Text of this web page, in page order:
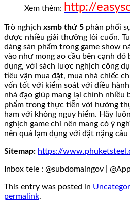
Xem thêm: http://
Trò nghịch xsmb thứ 5 phân phối
được nhiều giải thưởng lôi cuốn.
dáng sản phẩm trong game show
vào như mong ao cầu bên cạnh
dụng, với sách lược nghịch công
tiêu vận mua đặt, mua nhà chiếc
vốn tốt với kiểm soát với điều
nhà đạo giúp mang lại chính nhiều
phẩm trong thực tiễn với hưởng
ham với không nguy hiểm. Hãy
nghịch game chỉ nên mang có ý
nên quá lạm dụng với đặt nặng
Sitemap: https://
Inbox tele : @subdomaingov |
This entry was posted in
permalink.